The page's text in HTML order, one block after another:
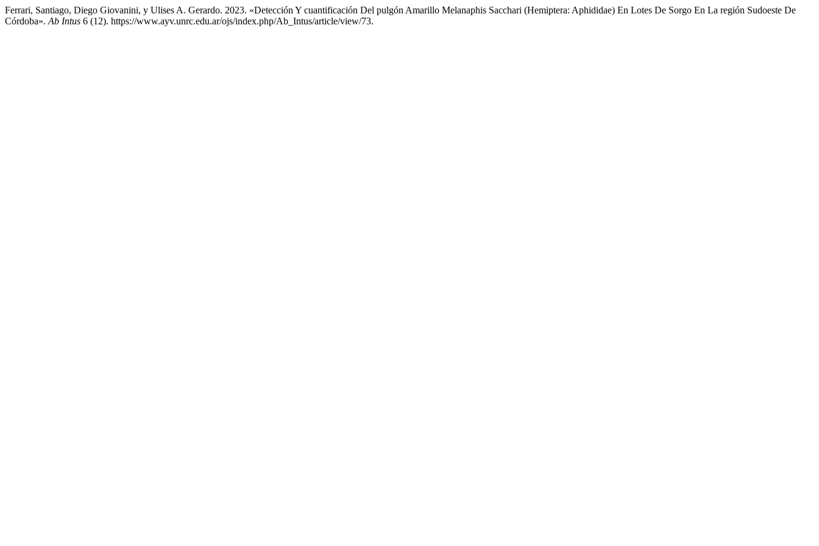
Ferrari, Santiago, Diego Giovanini, y Ulises A. Gerardo. 2023. «Detección Y cuantificación Del pulgón Amarillo Melanaphis Sacchari (Hemiptera: Aphididae) En Lotes De Sorgo En La región Sudoeste De
Córdoba». Ab Intus 6 (12). https://www.ayv.unrc.edu.ar/ojs/index.php/Ab_Intus/article/view/73.